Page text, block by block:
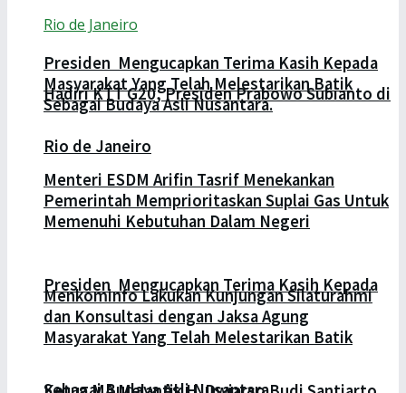
Hadiri KTT G20, Presiden Prabowo Subianto di
Rio de Janeiro
Presiden Mengucapkan Terima Kasih Kepada
Masyarakat Yang Telah Melestarikan Batik
Presiden Mengucapkan Terima Kasih Kepada
Masyarakat Yang Telah Melestarikan Batik
Sebagai Budaya Asli Nusantara.
Menteri ESDM Arifin Tasrif Menekankan
Pemerintah Memprioritaskan Suplai Gas Untuk
Memenuhi Kebutuhan Dalam Negeri
Menkominfo Lakukan Kunjungan Silaturahmi
dan Konsultasi dengan Jaksa Agung